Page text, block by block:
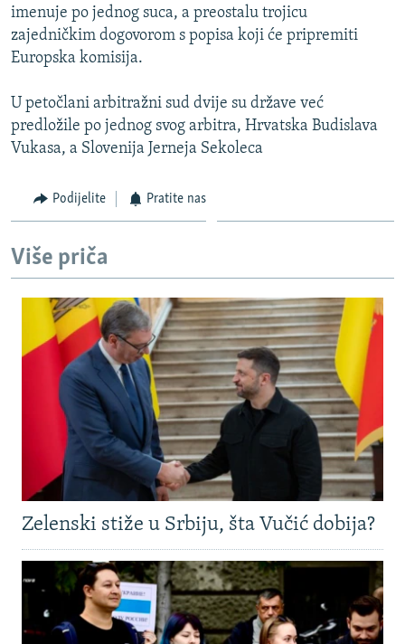
NASTANAK I RASPAD JUGOSLAVIJE
imenuje po jednog suca, a preostalu trojicu
zajedničkim dogovorom s popisa koji će pripremiti
Europska komisija.
U petočlani arbitražni sud dvije su države već
predložile po jednog svog arbitra, Hrvatska Budislava
Vukasa, a Slovenija Jerneja Sekoleca
Podijelite Pratite nas
Više priča
Zelenski stiže u Srbiju, šta Vučić dobija?